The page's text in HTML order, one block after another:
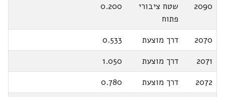
2090
שטח ציבורי
פתוח
0.200
2070 דרך מוצעת
0.533
2071
דרך מוצעת
1.050
2072
דרך מוצעת
0.780